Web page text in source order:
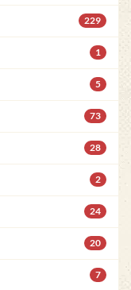
229
1
5
73
28
2
24
20
7